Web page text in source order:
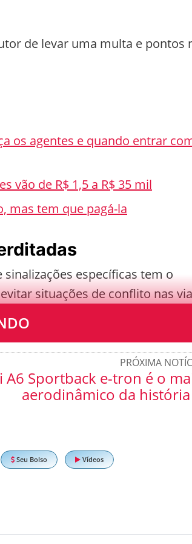
de levar uma multa e pontos
os agentes e quando entrar
vão de R$ 1,5 a R$ 35 mil
mas tem que pagá-la
específicas tem o
situações de conflito nas
deve:
PRÓXIMA
A6 Sportback e-tron é o
aerodinâmico da
Seu Bolso Vídeos